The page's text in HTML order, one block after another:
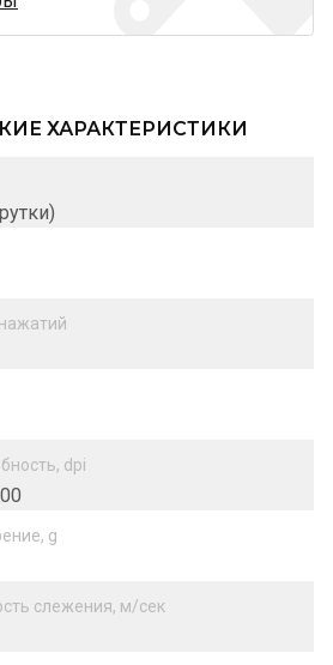
ХАРАКТЕРИСТИКИ
dpi
g
слежения, м/сек